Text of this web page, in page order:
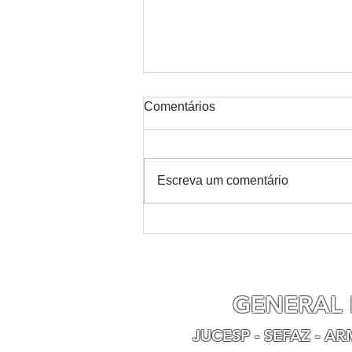
Comentários
Escreva um comentário
GENERAL
JUCESP - SEFAZ -